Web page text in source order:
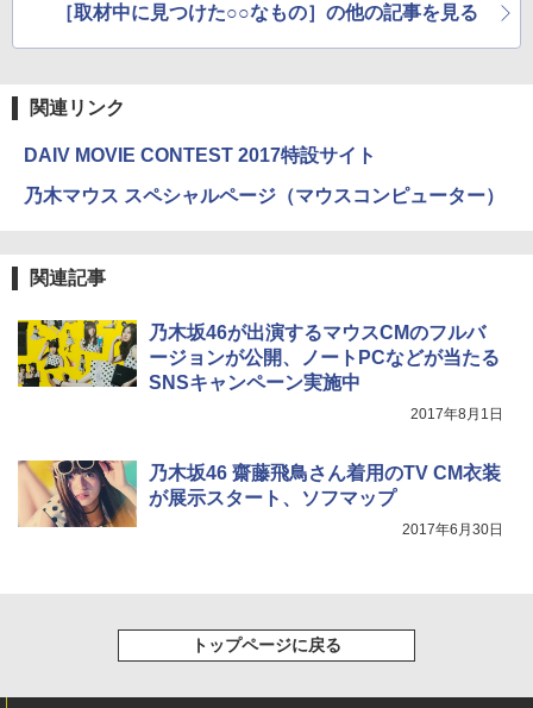
［取材中に見つけた○○なもの］の他の記事を見る
関連リンク
DAIV MOVIE CONTEST 2017特設サイト
乃木マウス スペシャルページ（マウスコンピューター）
関連記事
乃木坂46が出演するマウスCMのフルバ
ージョンが公開、ノートPCなどが当たる
SNSキャンペーン実施中
2017年8月1日
乃木坂46 齋藤飛鳥さん着用のTV CM衣装
が展示スタート、ソフマップ
2017年6月30日
トップページに戻る